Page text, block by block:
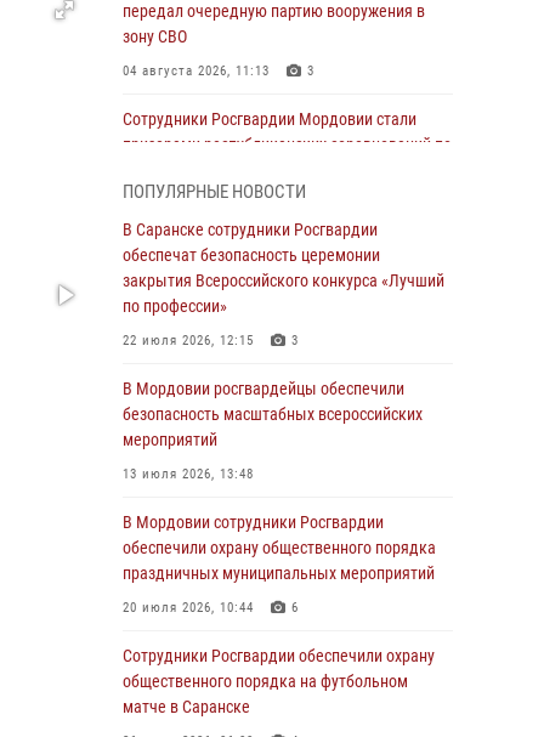
передал очередную партию вооружения в
зону СВО
04 августа 2026, 11:13 3
Сотрудники Росгвардии Мордовии стали
призерами республиканских соревнований по
В Саранске росгвардейцы пресекли
нарушение правопорядка: «отдых» на
лавочке закончился в отделе полиции
04 августа 2026, 07:06
В Саранске сотрудники Росгвардии
задержали гражданина за нанесение побоев
03 августа 2026, 08:58
безопасность празднования 98-летия
Торбеевского и Ковылкинского районов
Мордовии
03 августа 2026, 08:32
В Мордовии отметили День ВДВ: нарушений
правопорядка не допущено
03 августа 2026, 07:40
ПОПУЛЯРНЫЕ НОВОСТИ
В Саранске сотрудники Росгвардии
обеспечат безопасность церемонии
закрытия Всероссийского конкурса «Лучший
по профессии»
22 июля 2026, 12:15 3
В Мордовии росгвардейцы обеспечили
безопасность масштабных всероссийских
мероприятий
13 июля 2026, 13:48
В Мордовии сотрудники Росгвардии
обеспечили охрану общественного порядка
праздничных муниципальных мероприятий
20 июля 2026, 10:44 6
Сотрудники Росгвардии обеспечили охрану
общественного порядка на футбольном
матче в Саранске